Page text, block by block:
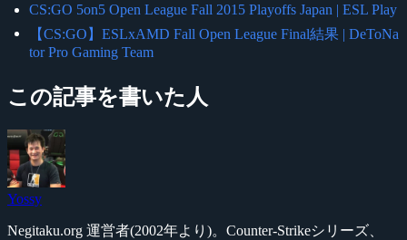
CS:GO 5on5 Open League Fall 2015 Playoffs Japan | ESL Play
【CS:GO】ESLxAMD Fall Open League Final結果 | DeToNa
tor Pro Gaming Team
この記事を書いた人
Yossy
Negitaku.org 運営者(2002年より)。Counter-Strikeシリーズ、